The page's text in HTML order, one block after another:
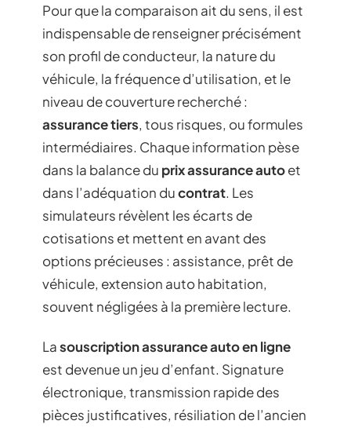
Pour que la comparaison ait du sens, il est
indispensable de renseigner précisément
son profil de conducteur, la nature du
véhicule, la fréquence d’utilisation, et le
niveau de couverture recherché :
assurance tiers, tous risques, ou formules
intermédiaires. Chaque information pèse
dans la balance du prix assurance autoet
dans l’adéquation ducontrat. Les
simulateurs révèlent les écarts de
cotisations et mettent en avant des
options précieuses : assistance, prêt de
véhicule, extension auto habitation,
souvent négligées à la première lecture.
Lasouscription assurance auto en ligne
est devenue un jeu d’enfant. Signature
électronique, transmission rapide des
pièces justificatives, résiliation de l’ancien